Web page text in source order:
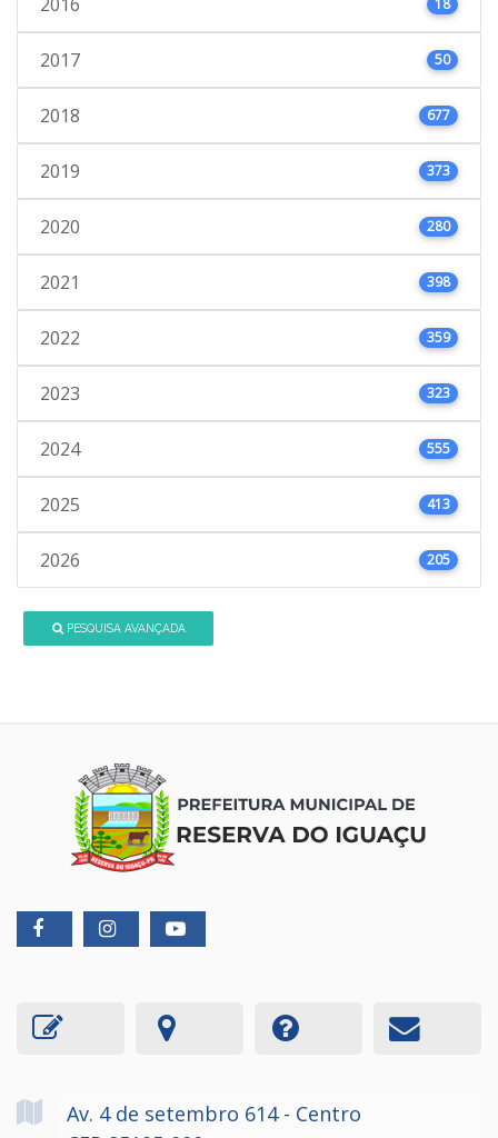
2017 50
2018 677
2019 373
2020 280
2021 398
2022 359
2023 323
2024 555
2025 413
2026 205
PESQUISA AVANÇADA
Av. 4 de setembro 614 - Centro